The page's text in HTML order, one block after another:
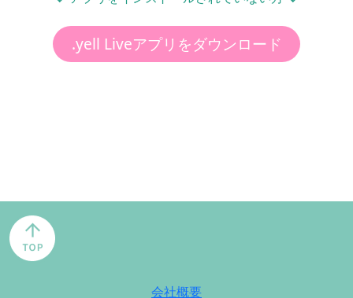
.yell Liveアプリをダウンロード
会社概要